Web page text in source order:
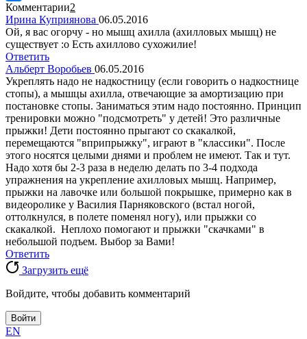
Комментарии2
Ирина Куприянова 06.05.2016
Ой, я вас огорчу - но мышц ахилла (ахилловых мышц) не
существует :о Есть ахиллово сухожилие!
Ответить
Альберт Воробьев 06.05.2016
Укреплять надо не надкостницу (если говорить о надкостнице
стопы), а мышцы ахилла, отвечающие за амортизацию при
постановке стопы. Заниматься этим надо постоянно. Принцип
тренировки можно "подсмотреть" у детей! Это различные
прыжки! Дети постоянно прыгают со скакалкой,
перемещаются "вприпрыжку", играют в "классики". После
этого носятся целыми днями и проблем не имеют. Так и тут.
Надо хотя бы 2-3 раза в неделю делать по 3-4 подхода
упражнения на укрепление ахилловых мышц. Например,
прыжки на лавочке или большой покрышке, примерно как в
видеоролике у Василия Парняковского (встал ногой,
оттолкнулся, в полете поменял ногу), или прыжки со
скакалкой. Неплохо помогают и прыжки "скачками" в
небольшой подъем. Выбор за Вами!
Ответить
Загрузить ещё
Войдите, чтобы добавить комментарий
Войти
EN